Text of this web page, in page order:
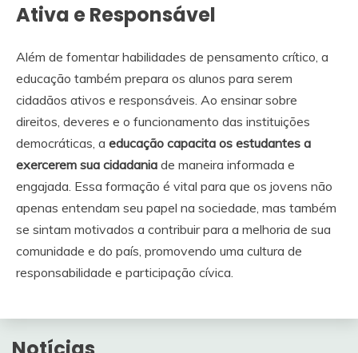
Ativa e Responsável
Além de fomentar habilidades de pensamento crítico, a
educação também prepara os alunos para serem
cidadãos ativos e responsáveis. Ao ensinar sobre
direitos, deveres e o funcionamento das instituições
democráticas, a educação capacita os estudantes a
exercerem sua cidadania de maneira informada e
engajada. Essa formação é vital para que os jovens não
apenas entendam seu papel na sociedade, mas também
se sintam motivados a contribuir para a melhoria de sua
comunidade e do país, promovendo uma cultura de
responsabilidade e participação cívica.